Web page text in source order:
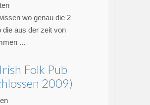
wo genau die 2
die aus der zeit von
...
Folk Pub
2009)